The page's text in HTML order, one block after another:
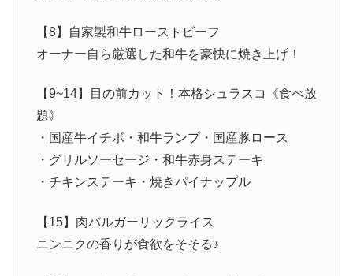
【8】自家製和牛ローストビーフ
オーナー自ら厳選した和牛を豪快に焼き上げ！
【9~14】目の前カット！本格シュラスコ《食べ放
題》
・国産牛イチボ・和牛ランプ・国産豚ロース
・グリルソーセージ・和牛赤身ステーキ
・チキンステーキ・焼きパイナップル
【15】肉バルガーリックライス
ニンニクの香りが食欲をそそる♪